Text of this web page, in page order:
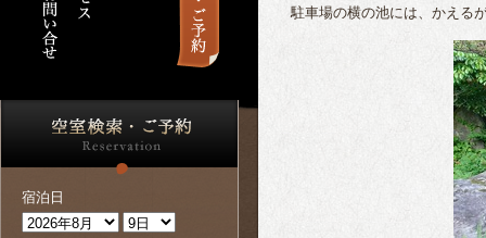
宿泊日
駐車場の横の池には、かえる